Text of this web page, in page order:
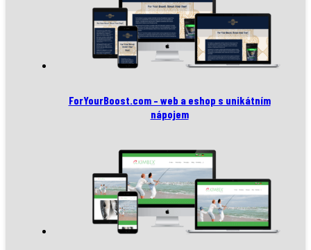
ForYourBoost.com – web a eshop s unikátním
nápojem